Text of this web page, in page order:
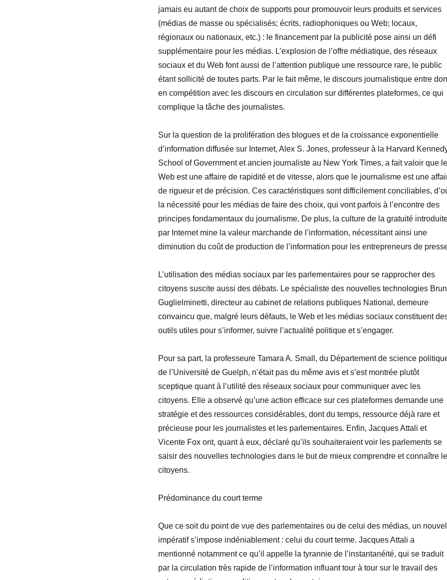
jamais eu autant de choix de supports pour promouvoir leurs produits et services
(médias de masse ou spécialisés; écrits, radiophoniques ou Web; locaux,
régionaux ou nationaux, etc.) : le financement par la publicité pose ainsi un défi
supplémentaire pour les médias. L’explosion de l’offre médiatique, des réseaux
sociaux et du Web font aussi de l’attention publique une ressource rare, le public
étant sollicité de toutes parts. Par le fait même, le discours journalistique entre
en compétition avec les discours en circulation sur différentes plateformes, ce qui
complique la tâche des journalistes.
Sur la question de la prolifération des blogues et de la croissance exponentielle
d’information diffusée sur Internet, Alex S. Jones, professeur à la Harvard
School of Government et ancien journaliste au New York Times, a fait valoir que le
Web est une affaire de rapidité et de vitesse, alors que le journalisme est une
de rigueur et de précision. Ces caractéristiques sont difficilement conciliables,
la nécessité pour les médias de faire des choix, qui vont parfois à l’encontre des
principes fondamentaux du journalisme. De plus, la culture de la gratuité
par Internet mine la valeur marchande de l’information, nécessitant ainsi une
diminution du coût de production de l’information pour les entrepreneurs de
L’utilisation des médias sociaux par les parlementaires pour se rapprocher des
citoyens suscite aussi des débats. Le spécialiste des nouvelles technologies
Guglielminetti, directeur au cabinet de relations publiques National, demeure
convaincu que, malgré leurs défauts, le Web et les médias sociaux constituent
outils utiles pour s’informer, suivre l’actualité politique et s’engager.
Pour sa part, la professeure Tamara A. Small, du Département de science
de l’Université de Guelph, n’était pas du même avis et s’est montrée plutôt
sceptique quant à l’utilité des réseaux sociaux pour communiquer avec les
citoyens. Elle a observé qu’une action efficace sur ces plateformes demande une
stratégie et des ressources considérables, dont du temps, ressource déjà rare et
précieuse pour les journalistes et les parlementaires. Enfin, Jacques Attali et
Vicente Fox ont, quant à eux, déclaré qu’ils souhaiteraient voir les parlements se
saisir des nouvelles technologies dans le but de mieux comprendre et connaître
citoyens.
Prédominance du court terme
Que ce soit du point de vue des parlementaires ou de celui des médias, un nouvel
impératif s’impose indéniablement : celui du court terme. Jacques Attali a
mentionné notamment ce qu’il appelle la tyrannie de l’instantanéité, qui se traduit
par la circulation très rapide de l’information influant tour à tour sur le travail des